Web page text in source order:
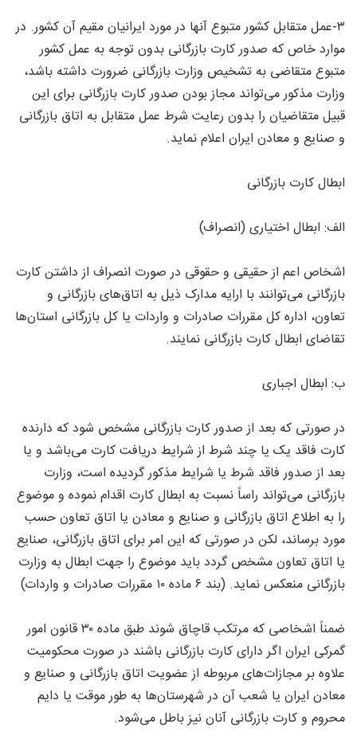
۳-عمل متقابل کشور متبوع آنها در مورد ایرانیان مقیم آن کشور. در
موارد خاص که صدور کارت بازرگانی بدون توجه به عمل کشور
متبوع متقاضی به تشخیص وزارت بازرگانی ضرورت داشته باشد،
وزارت مذکور می‌تواند مجاز بودن صدور کارت بازرگانی برای این
قبیل متقاضیان را بدون رعایت شرط عمل متقابل به اتاق بازرگانی
و صنایع و معادن ایران اعلام نماید.
ابطال کارت بازرگانی
الف: ابطال اختیاری (انصراف)
اشخاص اعم از حقیقی و حقوقی در صورت انصراف از داشتن کارت
بازرگانی می‌توانند با ارایه مدارک ذیل به اتاق‌های بازرگانی و
تعاون، اداره کل مقررات صادرات و واردات یا کل بازرگانی استان‌ها
تقاضای ابطال کارت بازرگانی نمایند.
ب: ابطال اجباری
در صورتی که بعد از صدور کارت بازرگانی مشخص شود که دارنده
کارت فاقد یک یا چند شرط از شرایط دریافت کارت می‌باشد و یا
بعد از صدور فاقد شرط یا شرایط مذکور گردیده است، وزارت
بازرگانی می‌تواند راساً نسبت به ابطال کارت اقدام نموده و موضوع
را به اطلاع اتاق بازرگانی و صنایع و معادن یا اتاق تعاون حسب
مورد برساند، لکن در صورتی که این امر برای اتاق بازرگانی، صنایع
یا اتاق تعاون مشخص گردد باید موضوع را جهت ابطال به وزارت
بازرگانی منعکس نماید. (بند ۶ ماده ۱۰ مقررات صادرات و واردات)
ضمناً اشخاصی که مرتکب قاچاق شوند طبق ماده ۳۰ قانون امور
گمرکی ایران اگر دارای کارت بازرگانی باشند در صورت محکومیت
علاوه بر مجازات‌های مربوطه از عضویت اتاق بازرگانی و صنایع و
معادن ایران یا شعب آن در شهرستان‌ها به طور موقت یا دایم
محروم و کارت بازرگانی آنان نیز باطل می‌شود.